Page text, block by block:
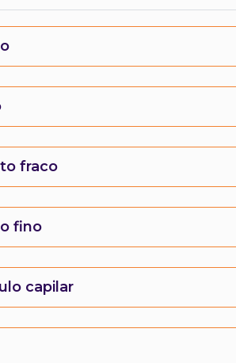
fraco
fino
capilar